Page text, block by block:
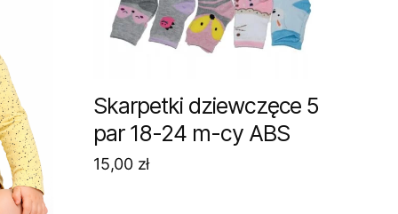
Skarpetki dziewczęce 5
par 18-24 m-cy ABS
15,00 zł